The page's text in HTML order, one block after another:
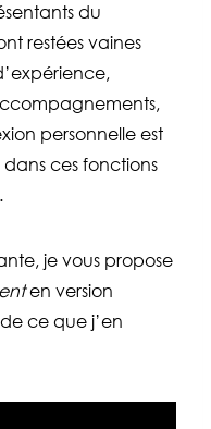
du
restées vaines
personnelle est
ces fonctions
je vous propose
en version
ce que j’en